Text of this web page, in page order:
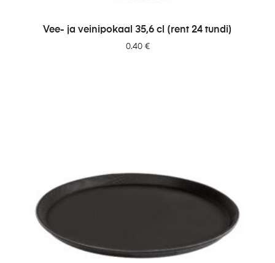
LISA PÄRINGUSSE
Vee- ja veinipokaal 35,6 cl (rent 24 tundi)
0.40 €